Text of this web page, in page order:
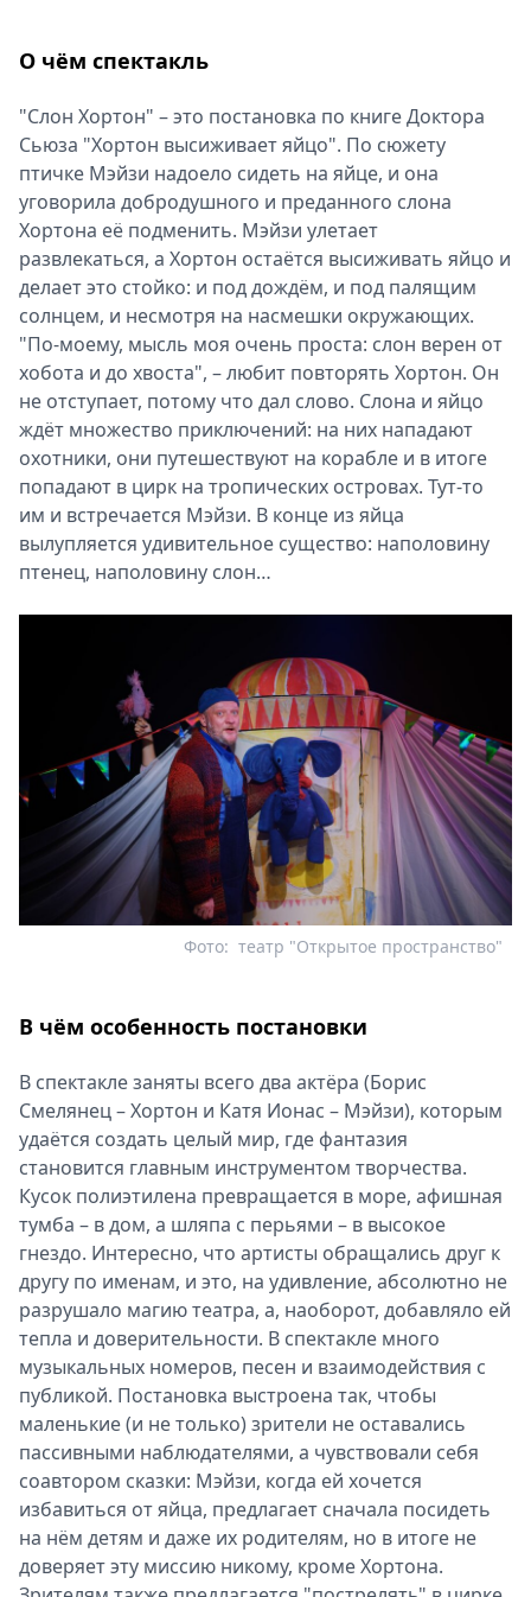
О чём спектакль
"Слон Хортон" – это постановка по книге Доктора
Сьюза "Хортон высиживает яйцо". По сюжету
птичке Мэйзи надоело сидеть на яйце, и она
уговорила добродушного и преданного слона
Хортона её подменить. Мэйзи улетает
развлекаться, а Хортон остаётся высиживать яйцо и
делает это стойко: и под дождём, и под палящим
солнцем, и несмотря на насмешки окружающих.
"По-моему, мысль моя очень проста: слон верен от
хобота и до хвоста", – любит повторять Хортон. Он
не отступает, потому что дал слово. Слона и яйцо
ждёт множество приключений: на них нападают
охотники, они путешествуют на корабле и в итоге
попадают в цирк на тропических островах. Тут-то
им и встречается Мэйзи. В конце из яйца
вылупляется удивительное существо: наполовину
птенец, наполовину слон…
театр "Открытое пространство"
Фото:
В чём особенность постановки
В спектакле заняты всего два актёра (Борис
Смелянец – Хортон и Катя Ионас – Мэйзи), которым
удаётся создать целый мир, где фантазия
становится главным инструментом творчества.
Кусок полиэтилена превращается в море, афишная
тумба – в дом, а шляпа с перьями – в высокое
гнездо. Интересно, что артисты обращались друг к
другу по именам, и это, на удивление, абсолютно не
разрушало магию театра, а, наоборот, добавляло ей
тепла и доверительности. В спектакле много
музыкальных номеров, песен и взаимодействия с
публикой. Постановка выстроена так, чтобы
маленькие (и не только) зрители не оставались
пассивными наблюдателями, а чувствовали себя
соавтором сказки: Мэйзи, когда ей хочется
избавиться от яйца, предлагает сначала посидеть
на нём детям и даже их родителям, но в итоге не
доверяет эту миссию никому, кроме Хортона.